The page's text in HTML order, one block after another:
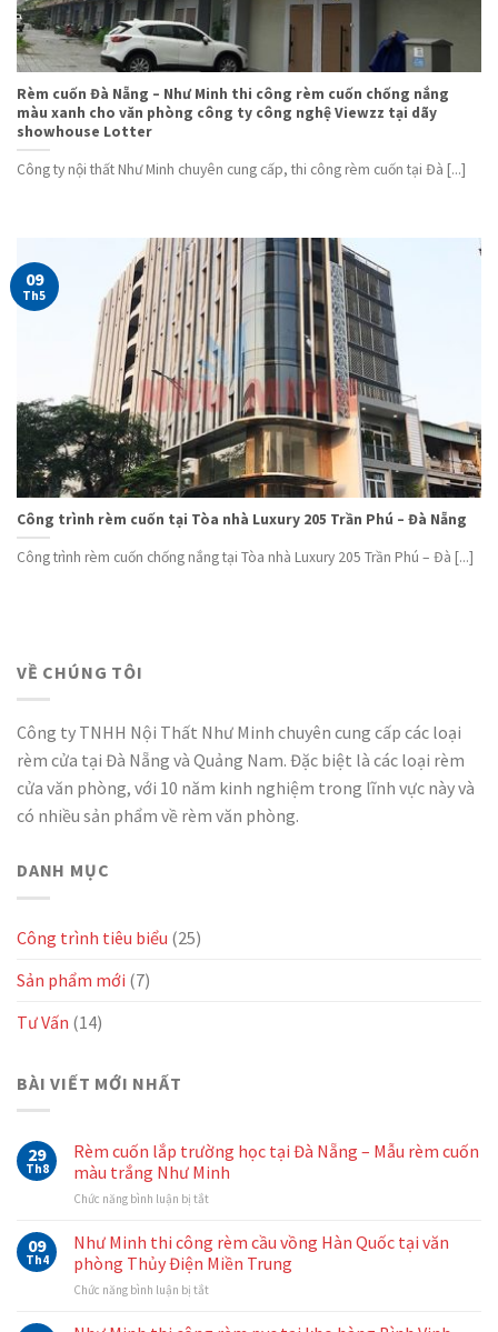
Rèm cuốn Đà Nẵng – Như Minh thi công rèm cuốn chống nắng
màu xanh cho văn phòng công ty công nghệ Viewzz tại dãy
showhouse Lotter
Công ty nội thất Như Minh chuyên cung cấp, thi công rèm cuốn tại Đà [...]
Công trình rèm cuốn tại Tòa nhà Luxury 205 Trần Phú – Đà Nẵng
Công trình rèm cuốn chống nắng tại Tòa nhà Luxury 205 Trần Phú – Đà [...]
09
Th5
VỀ CHÚNG TÔI
Công ty TNHH Nội Thất Như Minh chuyên cung cấp các loại
rèm cửa tại Đà Nẵng và Quảng Nam. Đặc biệt là các loại rèm
cửa văn phòng, với 10 năm kinh nghiệm trong lĩnh vực này và
có nhiều sản phẩm về rèm văn phòng.
DANH MỤC
Công trình tiêu biểu (25)
Sản phẩm mới (7)
Tư Vấn (14)
BÀI VIẾT MỚI NHẤT
29
Th8
Rèm cuốn lắp trường học tại Đà Nẵng – Mẫu rèm cuốn
màu trắng Như Minh
Chức năng bình luận bị tắtở
cuốn
lắp
trường
học
09
Th4
Như Minh thi công rèm cầu vồng Hàn Quốc tại văn
phòng Thủy Điện Miền Trung
Chức năng bình luận bị tắtở
Minh